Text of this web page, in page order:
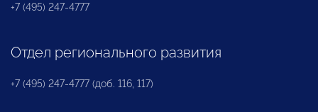
+7 (495) 247-4777
Отдел регионального развития
+7 (495) 247-4777 (доб. 116, 117)